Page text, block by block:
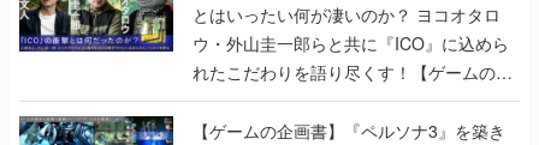
とはいったい何が凄いのか？ ヨコオタロ
ウ・外山圭一郎らと共に『ICO』に込めら
れたこだわりを語り尽くす！【ゲームの企
画書】
【ゲームの企画書】『ペルソナ3』を築き